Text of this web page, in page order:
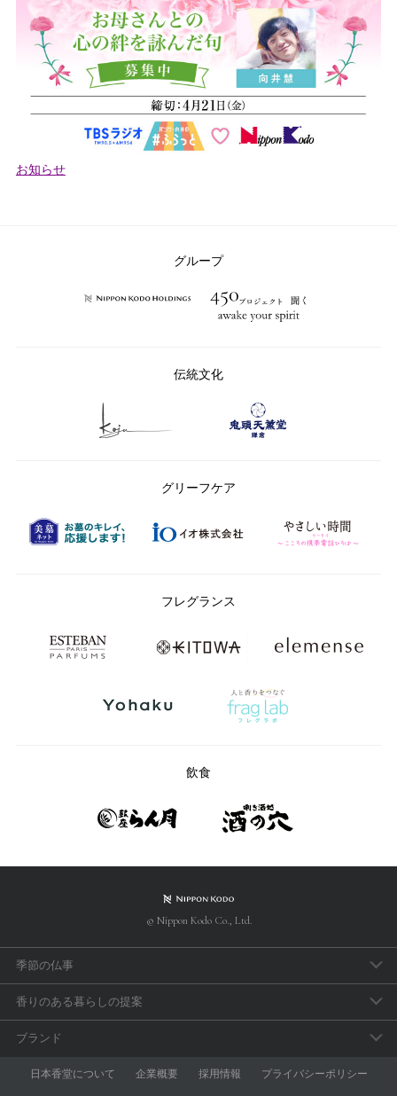
カ
お知らせ
グループ
伝統文化
グリーフケア
フレグランス
飲食
© Nippon Kodo Co., Ltd.
季節の仏事
春のお彼岸
母の日参り
父の日参り
香りのある暮らしの提案
アロマで手軽に「睡眠のセルフケア」
おうち時間の充実に香りを取り入れよう
ブランド
aroma vera
日本香堂について 企業概要 採用情報 プライバシーポリシー